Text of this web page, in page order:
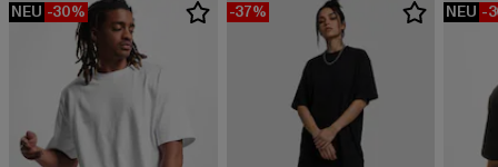
NEU -30% -37% NEU -